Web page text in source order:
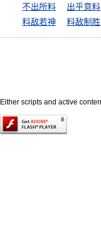
不出所料 出乎意料
料敌若神
料敌制胜
Either scripts and active